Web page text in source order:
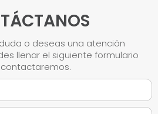
o deseas una atención
llenar el siguiente formulario